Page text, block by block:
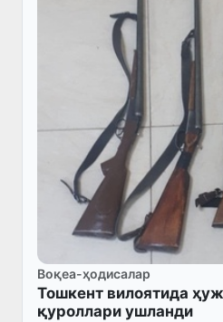
Воқеа-ҳодисалар
Тошкент вилоятида
қуроллари ушланди